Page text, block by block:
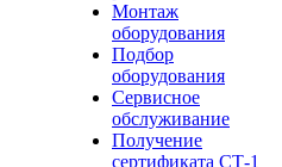
Монтаж
оборудования
Подбор
оборудования
Сервисное
обслуживание
Получение
сертификата СТ-1